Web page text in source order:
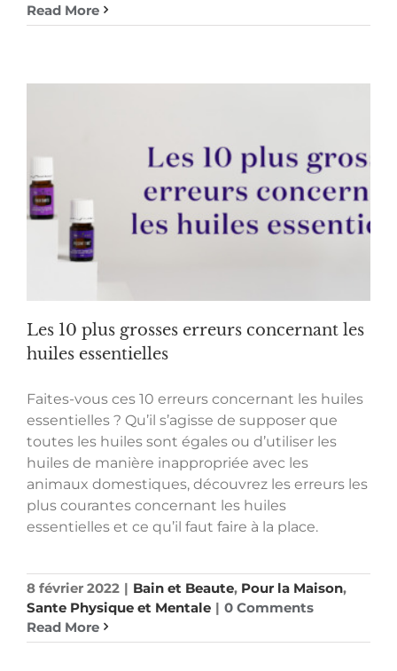
Read More
Les 10 plus grosses erreurs concernant les
huiles essentielles
Faites-vous ces 10 erreurs concernant les huiles
essentielles ? Qu’il s’agisse de supposer que
toutes les huiles sont égales ou d’utiliser les
huiles de manière inappropriée avec les
animaux domestiques, découvrez les erreurs les
plus courantes concernant les huiles
essentielles et ce qu’il faut faire à la place.
8 février 2022 | Bain et Beaute, Pour la Maison,
Sante Physique et Mentale | 0 Comments
Read More